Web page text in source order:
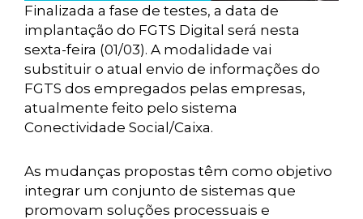
Finalizada a fase de testes, a data de
implantação do FGTS Digital será nesta
sexta-feira (01/03). A modalidade vai
substituir o atual envio de informações do
FGTS dos empregados pelas empresas,
atualmente feito pelo sistema
Conectividade Social/Caixa.
As mudanças propostas têm como objetivo
integrar um conjunto de sistemas que
promovam soluções processuais e